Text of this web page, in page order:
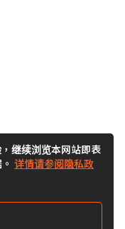
继续浏览本网站即表
详情请参阅隐私政